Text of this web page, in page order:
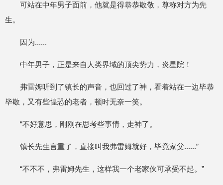
可站在中年男子面前，他就是得恭恭敬敬，尊称对方为先
生。
因为......
中年男子，正是来自人类界域的顶尖势力，炎星院！
弗雷姆听到了镇长的声音，也回过了神，看着站在一边毕恭
毕敬，又有些惶恐的老者，顿时无奈一笑。
“不好意思，刚刚在思考些事情，走神了。
镇长先生言重了，直接叫我弗雷姆就好，毕竟家父......”
“不不不，弗雷姆先生，这样我一个老家伙可承受不起。”